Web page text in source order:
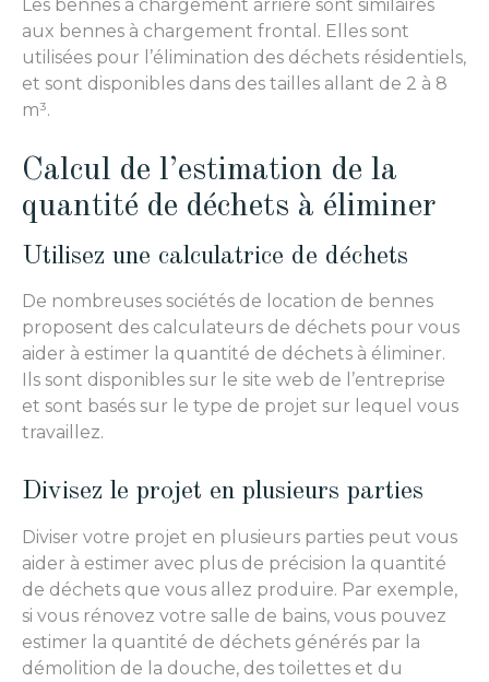
Les bennes à chargement arrière sont similaires
aux bennes à chargement frontal. Elles sont
utilisées pour l’élimination des déchets résidentiels,
et sont disponibles dans des tailles allant de 2 à 8
m³.
Calcul de l’estimation de la
quantité de déchets à éliminer
Utilisez une calculatrice de déchets
De nombreuses sociétés de location de bennes
proposent des calculateurs de déchets pour vous
aider à estimer la quantité de déchets à éliminer.
Ils sont disponibles sur le site web de l’entreprise
et sont basés sur le type de projet sur lequel vous
travaillez.
Divisez le projet en plusieurs parties
Diviser votre projet en plusieurs parties peut vous
aider à estimer avec plus de précision la quantité
de déchets que vous allez produire. Par exemple,
si vous rénovez votre salle de bains, vous pouvez
estimer la quantité de déchets générés par la
démolition de la douche, des toilettes et du